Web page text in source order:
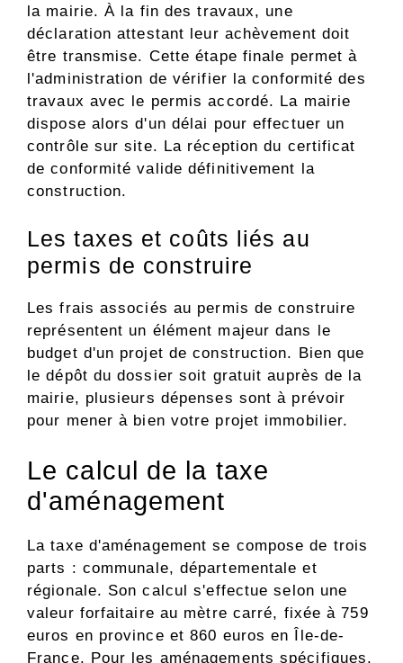
la mairie. À la fin des travaux, une
déclaration attestant leur achèvement doit
être transmise. Cette étape finale permet à
l'administration de vérifier la conformité des
travaux avec le permis accordé. La mairie
dispose alors d'un délai pour effectuer un
contrôle sur site. La réception du certificat
de conformité valide définitivement la
construction.
Les taxes et coûts liés au
permis de construire
Les frais associés au permis de construire
représentent un élément majeur dans le
budget d'un projet de construction. Bien que
le dépôt du dossier soit gratuit auprès de la
mairie, plusieurs dépenses sont à prévoir
pour mener à bien votre projet immobilier.
Le calcul de la taxe
d'aménagement
La taxe d'aménagement se compose de trois
parts : communale, départementale et
régionale. Son calcul s'effectue selon une
valeur forfaitaire au mètre carré, fixée à 759
euros en province et 860 euros en Île-de-
France. Pour les aménagements spécifiques,